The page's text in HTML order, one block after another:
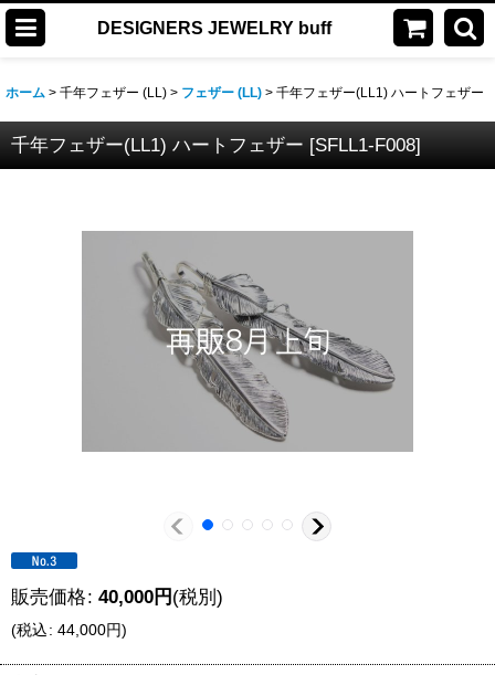
DESIGNERS JEWELRY buff
ホーム > 千年フェザー (LL) > フェザー (LL) > 千年フェザー(LL1) ハートフェザー
千年フェザー(LL1) ハートフェザー [SFLL1-F008]
販売価格: 40,000円 (税別)
(税込: 44,000円)